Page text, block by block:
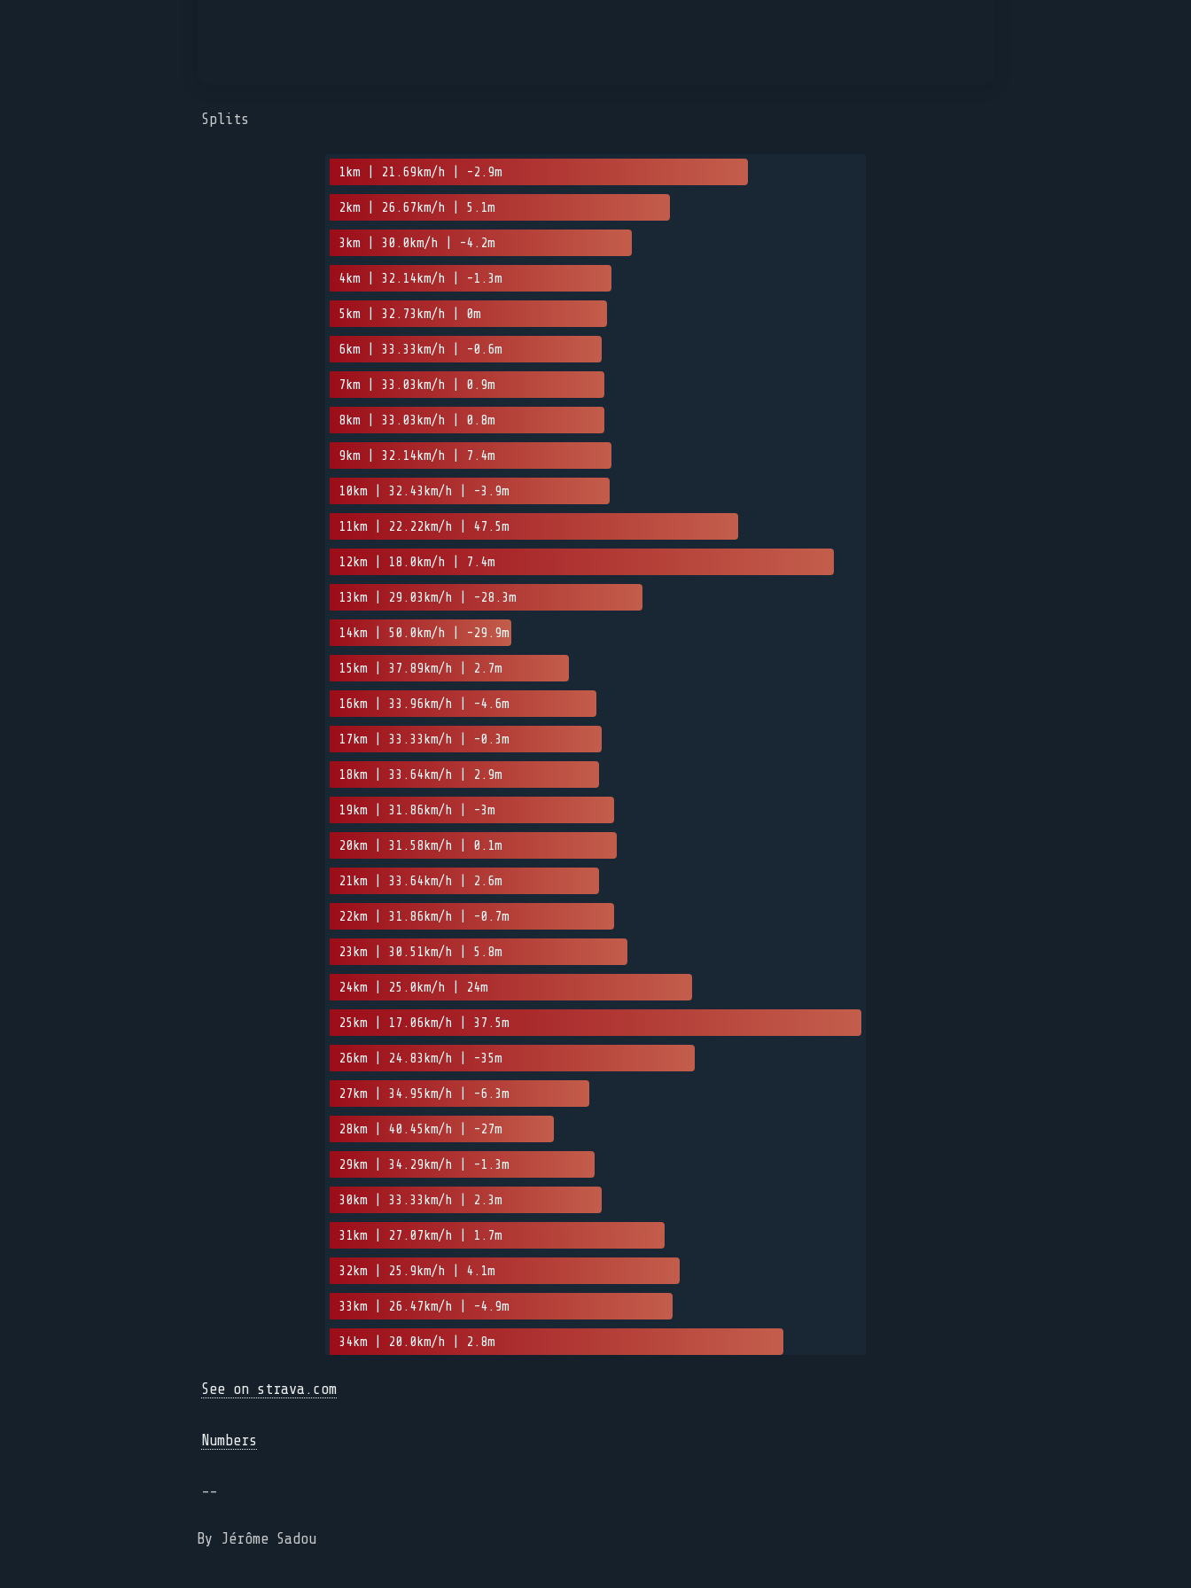
Splits
1km | 21.69km/h | -2.9m
2km | 26.67km/h | 5.1m
3km | 30.0km/h | -4.2m
4km | 32.14km/h | -1.3m
5km | 32.73km/h | 0m
6km | 33.33km/h | -0.6m
7km | 33.03km/h | 0.9m
8km | 33.03km/h | 0.8m
9km | 32.14km/h | 7.4m
10km | 32.43km/h | -3.9m
11km | 22.22km/h | 47.5m
12km | 18.0km/h | 7.4m
13km | 29.03km/h | -28.3m
14km | 50.0km/h | -29.9m
15km | 37.89km/h | 2.7m
16km | 33.96km/h | -4.6m
17km | 33.33km/h | -0.3m
18km | 33.64km/h | 2.9m
19km | 31.86km/h | -3m
20km | 31.58km/h | 0.1m
21km | 33.64km/h | 2.6m
22km | 31.86km/h | -0.7m
23km | 30.51km/h | 5.8m
24km | 25.0km/h | 24m
25km | 17.06km/h | 37.5m
26km | 24.83km/h | -35m
27km | 34.95km/h | -6.3m
28km | 40.45km/h | -27m
29km | 34.29km/h | -1.3m
30km | 33.33km/h | 2.3m
31km | 27.07km/h | 1.7m
32km | 25.9km/h | 4.1m
33km | 26.47km/h | -4.9m
34km | 20.0km/h | 2.8m
See on strava.com
Numbers
--
By Jérôme Sadou